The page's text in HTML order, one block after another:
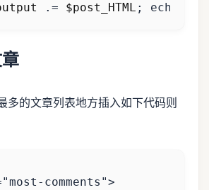
.= $post_HTML ; echo
多的文章列表地方插入如下代码则
"most-comments">